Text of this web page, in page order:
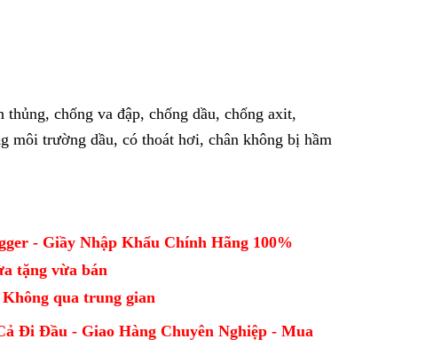
thủng, chống va đập, chống dầu, chống axit,
môi trường dầu, có thoát hơi, chân không bị hầm
- Giầy Nhập Khẩu Chính Hãng 100%
tặng vừa bán
qua trung gian
Đi Đầu - Giao Hàng Chuyên Nghiệp - Mua